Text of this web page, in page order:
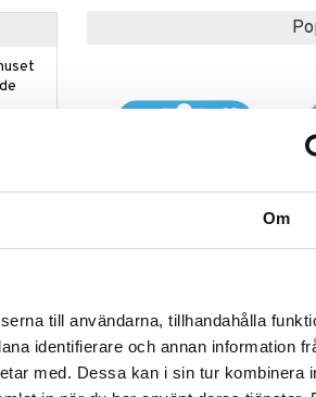
Om
till användarna, tillhandahålla
identifierare och annan information
med. Dessa kan i sin tur kombinera
som
25 kr 35